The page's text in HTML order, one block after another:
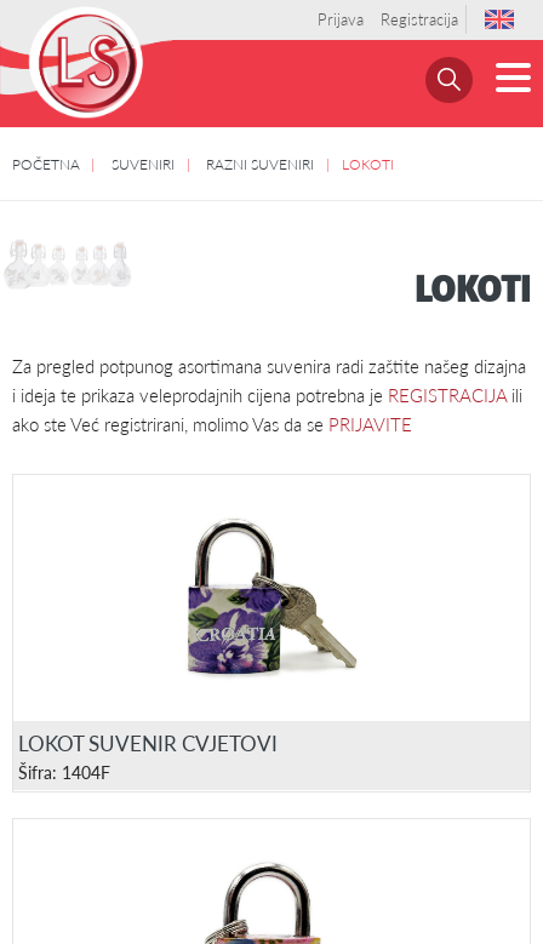
Prijava Registracija
POČETNA SUVENIRI RAZNI SUVENIRI LOKOTI
LOKOTI
Za pregled potpunog asortimana suvenira radi zaštite našeg dizajna
i ideja te prikaza veleprodajnih cijena potrebna je REGISTRACIJAili
ako ste Već registrirani, molimo Vas da se PRIJAVITE
LOKOT SUVENIR CVJETOVI
Šifra: 1404F